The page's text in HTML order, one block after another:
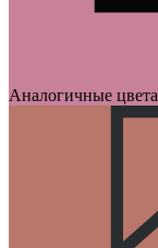
Аналогичные цвета